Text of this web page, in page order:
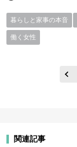
暮らしと家事の本音
働く女性
関連記事